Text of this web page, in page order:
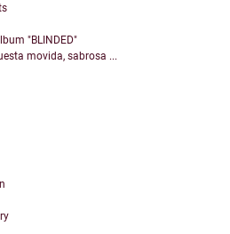
"BLINDED"
movida, sabrosa ...